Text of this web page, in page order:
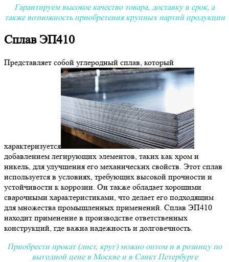
Гарантируем высокое качество товара, доставку в срок, а
также возможность приобретения крупных партий продукции
Сплав ЭП410
Представляет собой углеродный сплав, который
характеризуется
добавлением легирующих элементов, таких как хром и
никель, для улучшения его механических свойств. Этот сплав
используется в условиях, требующих высокой прочности и
устойчивости к коррозии. Он также обладает хорошими
сварочными характеристиками, что делает его подходящим
для множества промышленных применений. Сплав ЭП410
находит применение в производстве ответственных
конструкций, где важна надежность и долговечность.
Приобрести прокат (лист, круг) можно оптом и в розницу по
выгодной цене в Москве и в Санкт Петербурге